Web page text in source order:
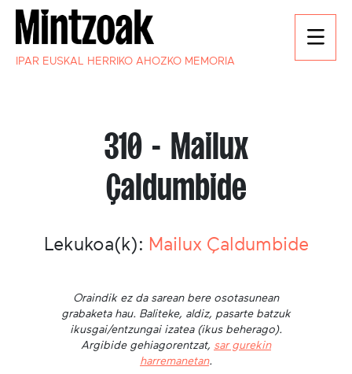
IPAR EUSKAL HERRIKO AHOZKO MEMORIA
310 - Mailux
Çaldumbide
Lekukoa(k): Mailux Çaldumbide
Oraindik ez da sarean bere osotasunean
grabaketa hau. Baliteke, aldiz, pasarte batzuk
ikusgai/entzungai izatea (ikus beherago).
Argibide gehiagorentzat, sar gurekin
harremanetan.